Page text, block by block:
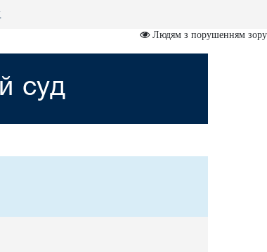
Людям з порушенням зору
суд